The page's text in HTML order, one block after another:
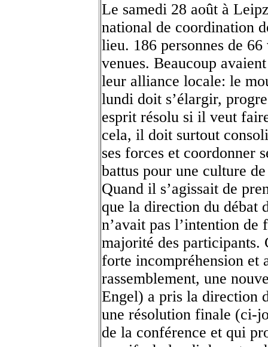
Le samedi 28 août à
national de coordination
lieu. 186 personnes de
venues. Beaucoup
leur alliance locale: le
lundi doit s’élargir,
esprit résolu si il veut
cela, il doit surtout
ses forces et coordonner
battus pour une culture
Quand il s’agissait de
que la direction du débat
n’avait pas l’intention
majorité des participants.
forte incompréhension et
rassemblement, une
Engel) a pris la direction
une résolution finale (ci-
de la conférence et qui